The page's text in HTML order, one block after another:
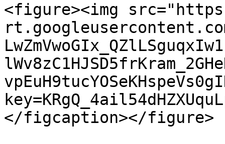
<figure><img
</figcaption></figure>